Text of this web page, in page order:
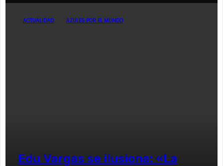
ACTUALIDAD AZULES POR EL MUNDO
Edu Vargas se ilusiona: «La